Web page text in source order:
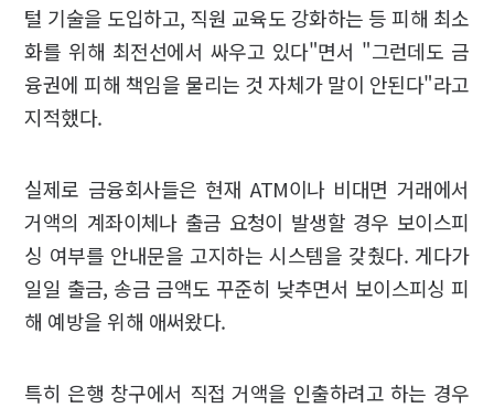
털 기술을 도입하고, 직원 교육도 강화하는 등 피해 최소
화를 위해 최전선에서 싸우고 있다"면서 "그런데도 금
융권에 피해 책임을 물리는 것 자체가 말이 안된다"라고
지적했다.
실제로 금융회사들은 현재 ATM이나 비대면 거래에서
거액의 계좌이체나 출금 요청이 발생할 경우 보이스피
싱 여부를 안내문을 고지하는 시스템을 갖췄다. 게다가
일일 출금, 송금 금액도 꾸준히 낮추면서 보이스피싱 피
해 예방을 위해 애써왔다.
특히 은행 창구에서 직접 거액을 인출하려고 하는 경우